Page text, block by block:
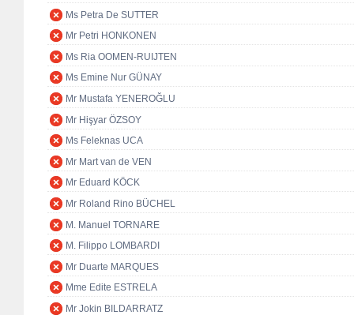
Ms Petra De SUTTER
Mr Petri HONKONEN
Ms Ria OOMEN-RUIJTEN
Ms Emine Nur GÜNAY
Mr Mustafa YENEROĞLU
Mr Hişyar ÖZSOY
Ms Feleknas UCA
Mr Mart van de VEN
Mr Eduard KÖCK
Mr Roland Rino BÜCHEL
M. Manuel TORNARE
M. Filippo LOMBARDI
Mr Duarte MARQUES
Mme Edite ESTRELA
Mr Jokin BILDARRATZ